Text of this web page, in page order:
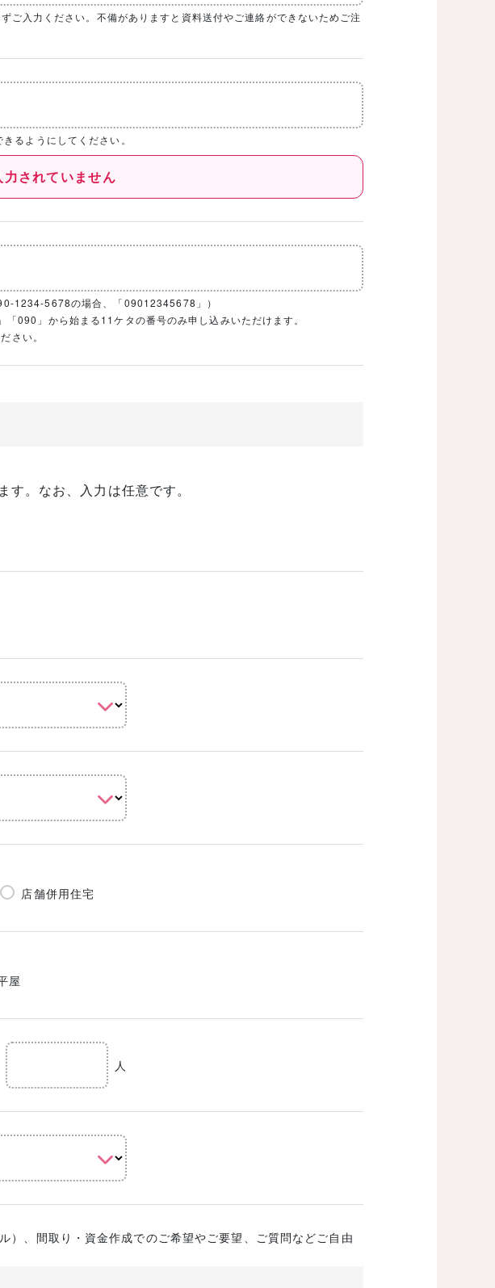
ご入力ください。不備がありますと資料送付やご連絡ができないためご注
るようにしてください。
されていません
1234-5678の場合、「09012345678」）
090」から始まる11ケタの番号のみ申し込みいただけます。
さい。
。なお、入力は任意です。
店舗併用住宅
屋
人
）、間取り・資金作成でのご希望やご要望、ご質問などご自由